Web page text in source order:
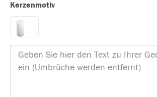
Kerzenmotiv